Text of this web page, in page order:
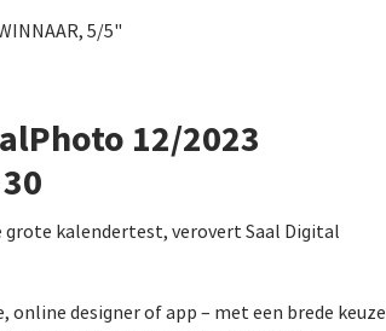
5/5"
12/2023
kalendertest, verovert Saal Digital
online designer of app – met een brede keuze